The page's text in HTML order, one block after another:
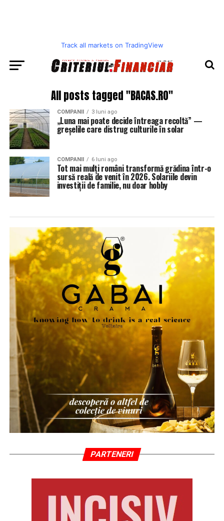
Track all markets on TradingView
All posts tagged "BACAS.RO"
COMPANII 3 luni ago
„Luna mai poate decide întreaga recoltă” —
greșelile care distrug culturile în solar
COMPANII 6 luni ago
Tot mai mulți români transformă grădina într-o
sursă reală de venit în 2026. Solariile devin
investiții de familie, nu doar hobby
PARTENERI